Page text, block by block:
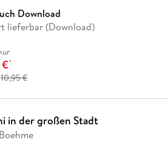
Download
lieferbar (Download)
*
10,95 €
in der großen Stadt